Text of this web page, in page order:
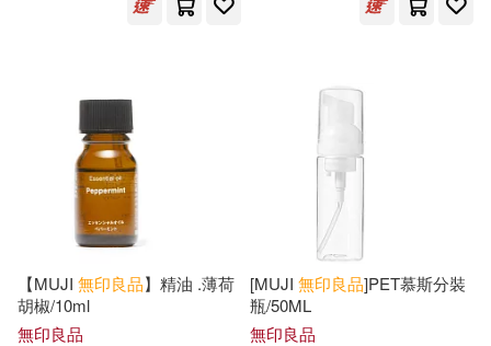
【MUJI 無印良品】精油 .薄荷
胡椒/10ml
無印良品
[MUJI 無印良品]PET慕斯分裝
瓶/50ML
無印良品